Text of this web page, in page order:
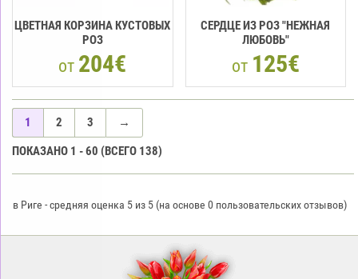
ЦВЕТНАЯ КОРЗИНА КУСТОВЫХ
РОЗ
от 204€
СЕРДЦЕ ИЗ РОЗ "НЕЖНАЯ
ЛЮБОВЬ"
от 125€
1 2 3
→
ПОКАЗАНО 1 -60 (ВСЕГО 138)
в Риге -средняя оценка 5 из 5 (на основе 0 пользовательских отзывов)